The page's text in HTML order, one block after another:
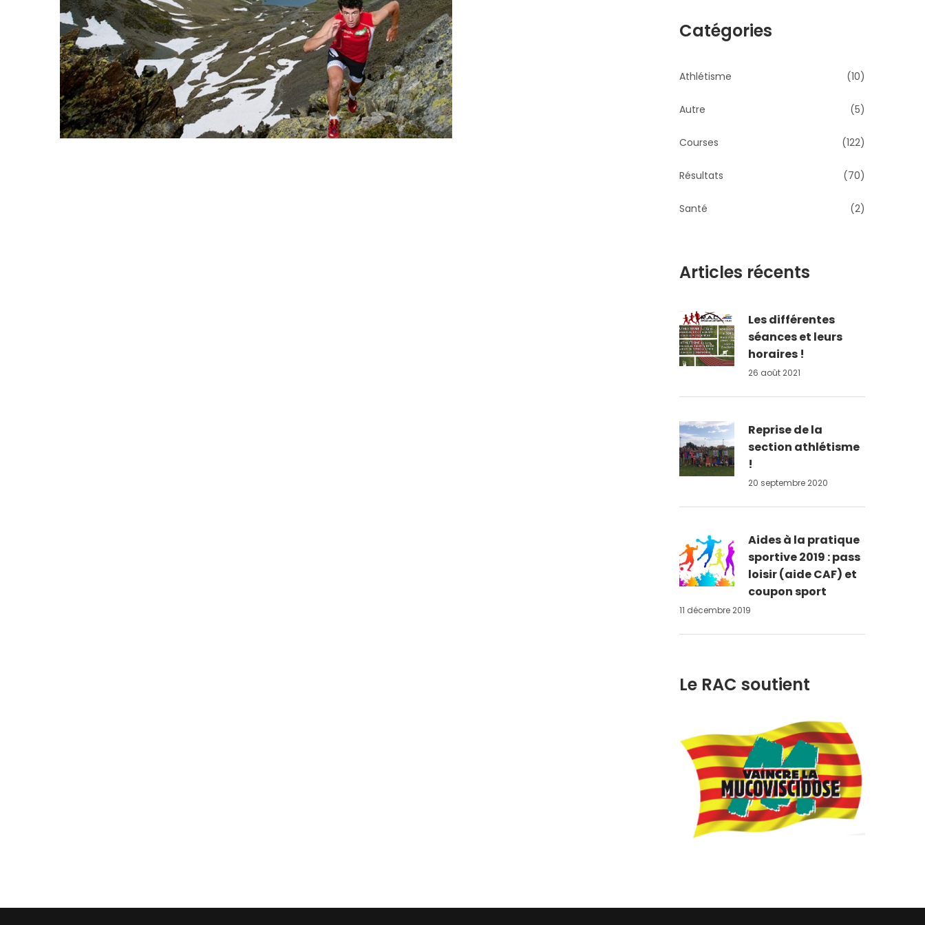
Catégories
Athlétisme (10)
Autre (5)
Courses (122)
Résultats (70)
Santé (2)
Articles récents
Les différentes
séances et leurs
horaires !
26 août 2021
Reprise de la
section athlétisme
!
20 septembre 2020
Aides à la pratique
sportive 2019 : pass
loisir (aide CAF) et
coupon sport
11 décembre 2019
Le RAC soutient